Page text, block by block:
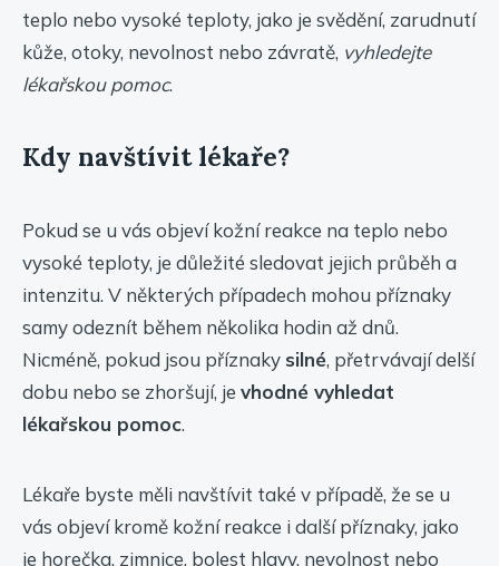
teplo nebo vysoké teploty, jako je svědění, zarudnutí
kůže, otoky, nevolnost nebo závratě, vyhledejte
lékařskou pomoc.
Kdy navštívit lékaře?
Pokud se u vás objeví kožní reakce na teplo nebo
vysoké teploty, je důležité sledovat jejich průběh a
intenzitu. V některých případech mohou příznaky
samy odeznít během několika hodin až dnů.
Nicméně, pokud jsou příznaky silné, přetrvávají delší
dobu nebo se zhoršují, je vhodné vyhledat
lékařskou pomoc.
Lékaře byste měli navštívit také v případě, že se u
vás objeví kromě kožní reakce i další příznaky, jako
je horečka, zimnice, bolest hlavy, nevolnost nebo